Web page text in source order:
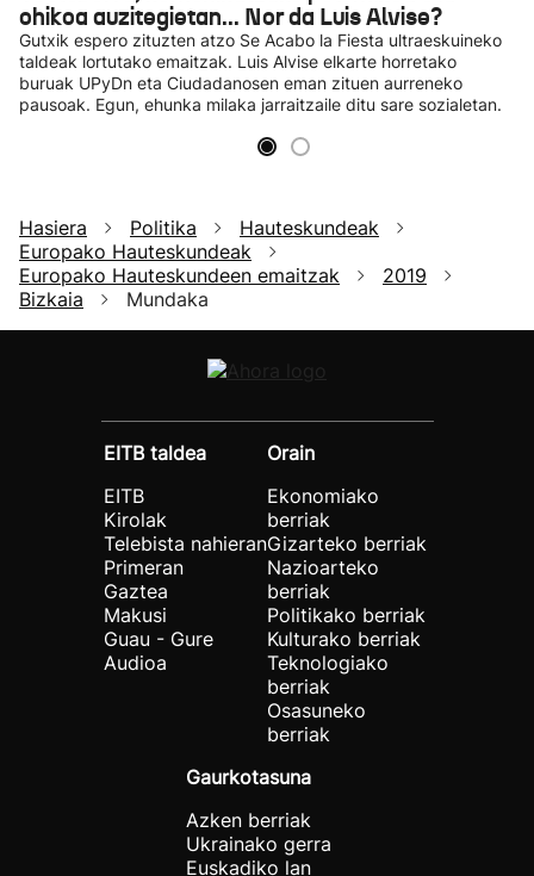
ohikoa auzitegietan... Nor da Luis Alvise?
Gutxik espero zituzten atzo Se Acabo la Fiesta ultraeskuineko
taldeak lortutako emaitzak. Luis Alvise elkarte horretako
buruak UPyDn eta Ciudadanosen eman zituen aurreneko
pausoak. Egun, ehunka milaka jarraitzaile ditu sare sozialetan.
Hasiera Politika
Hauteskundeak
Europako Hauteskundeak
Europako Hauteskundeen emaitzak
2019
Bizkaia
Mundaka
EITB taldea
EITB
Kirolak
Telebista nahieran
Primeran
Gaztea
Makusi
Guau - Gure
Audioa
Orain
Ekonomiako
berriak
Gizarteko berriak
Nazioarteko
berriak
Politikako berriak
Kulturako berriak
Teknologiako
berriak
Osasuneko
berriak
Gaurkotasuna
Azken berriak
Ukrainako gerra
Euskadiko lan